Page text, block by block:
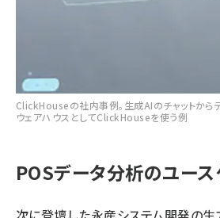
ClickHouseの社内事例。生成AIのチャットから
ウェアハウスとしてClickHouseを使う例
POSデータ分析のユース